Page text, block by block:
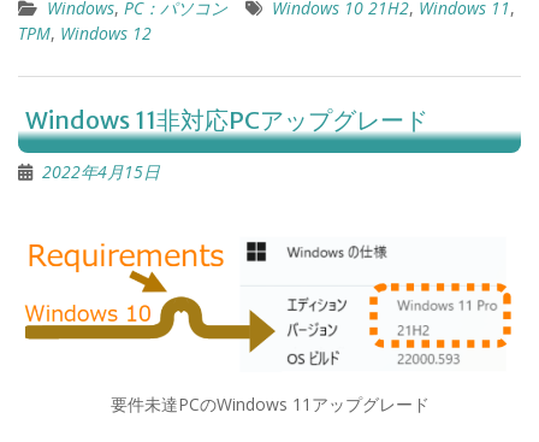
Windows, PC：パソコン Windows 10 21H2, Windows 11,
TPM, Windows 12
Windows 11非対応PCアップグレード
2022年4月15日
要件未達PCのWindows 11アップグレード